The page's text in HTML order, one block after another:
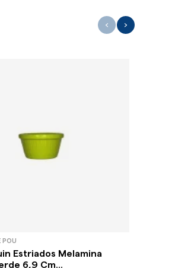
POU
Estriados Melamina
6,9 Cm...
‹ ›